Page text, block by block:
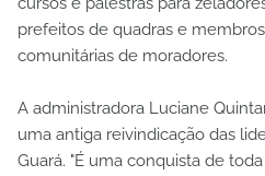
prefeitos de quadras e
comunitárias de moradores.
A administradora Luciane
uma antiga reivindicação das
Guará. "É uma conquista de